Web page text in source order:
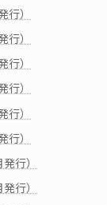
行）
行）
行）
行）
行）
行）
行）
行）